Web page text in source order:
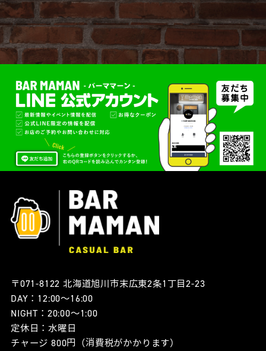
〒071-8122 北海道旭川市末広東2条1丁目2-23
DAY：12:00〜16:00
NIGHT：20:00〜1:00
定休日：水曜日
チャージ 800円（消費税がかかります）